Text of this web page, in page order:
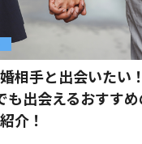
相手と出会いたい
も出会えるおすすめ
介！